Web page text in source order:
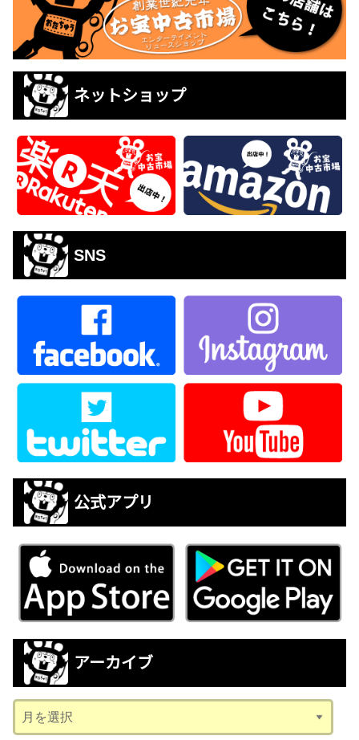
ネットショップ
SNS
公式アプリ
アーカイブ
ー